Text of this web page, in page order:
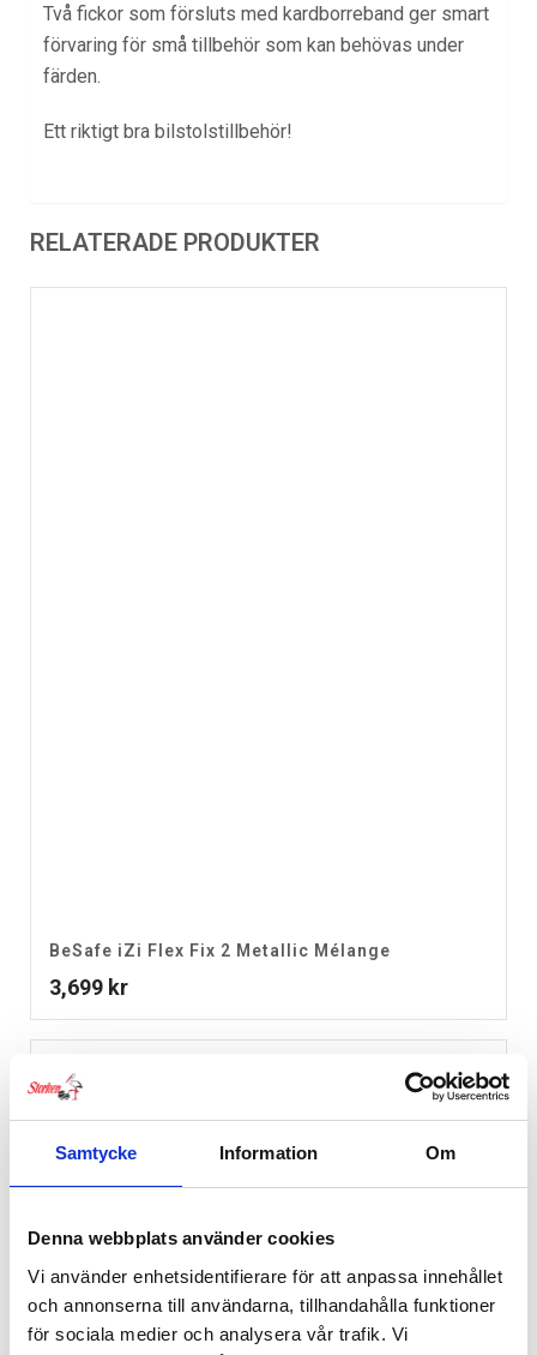
Samtycke Information Om
Denna webbplats använder cookies
Vi använder enhetsidentifierare för att anpassa innehållet
och annonserna till användarna, tillhandahålla funktioner
för sociala medier och analysera vår trafik. Vi
Två fickor som försluts med kardborreband ger smart
förvaring för små tillbehör som kan behövas under
färden.
Ett riktigt bra bilstolstillbehör!
RELATERADE PRODUKTER
BeSafe iZi Flex Fix 2 Metallic Mélange
3,699 kr